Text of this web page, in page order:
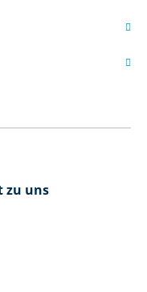


zu uns